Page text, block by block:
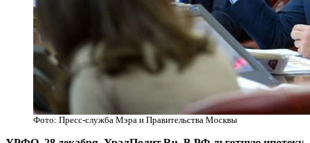
Фото: Пресс-служба Мэра и Правительства Москвы